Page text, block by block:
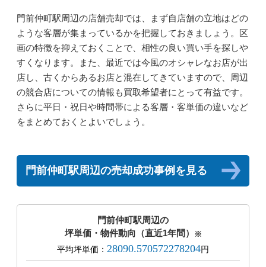
門前仲町駅周辺の店舗売却では、まず自店舗の立地はどの
ような客層が集まっているかを把握しておきましょう。区
画の特徴を抑えておくことで、相性の良い買い手を探しや
すくなります。また、最近では今風のオシャレなお店が出
店し、古くからあるお店と混在してきていますので、周辺
の競合店についての情報も買取希望者にとって有益です。
さらに平日・祝日や時間帯による客層・客単価の違いなど
をまとめておくとよいでしょう。
門前仲町駅周辺の売却成功事例を見る
門前仲町駅周辺の
坪単価・物件動向（直近1年間）
※
平均坪単価： 28090.570572278204円